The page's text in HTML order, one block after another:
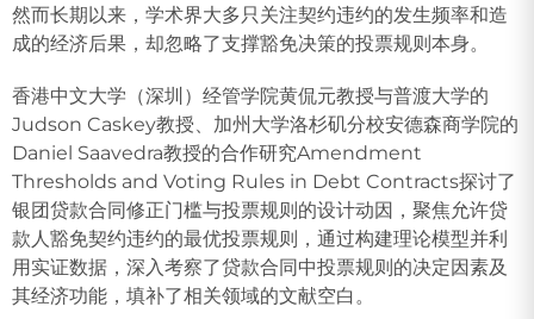
然而长期以来，学术界大多只关注契约违约的发生频率和造
成的经济后果，却忽略了支撑豁免决策的投票规则本身。
香港中文大学（深圳）经管学院黄侃元教授与普渡大学的
Judson Caskey教授、加州大学洛杉矶分校安德森商学院的
Daniel Saavedra教授的合作研究Amendment
Thresholds and Voting Rules in Debt Contracts探讨了
银团贷款合同修正门槛与投票规则的设计动因，聚焦允许贷
款人豁免契约违约的最优投票规则，通过构建理论模型并利
用实证数据，深入考察了贷款合同中投票规则的决定因素及
其经济功能，填补了相关领域的文献空白。